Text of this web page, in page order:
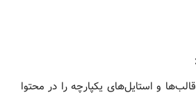
و استایل‌های یکپارچه را در محتوا